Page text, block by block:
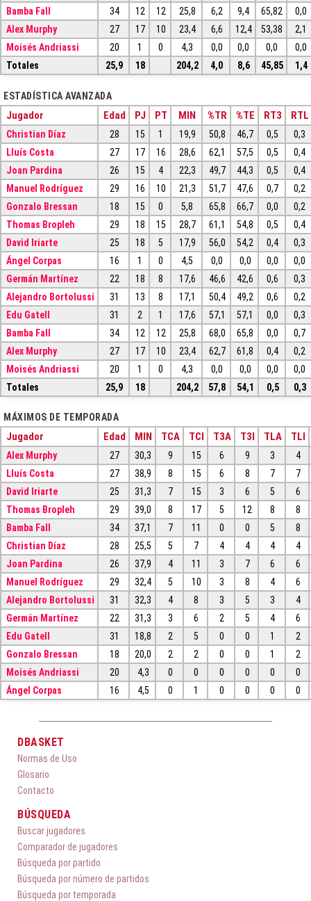
Bamba Fall
34 12 12 25,8 6,2 9,4 65,82
0,0
Alex Murphy
27 17 10 23,4 6,6 12,4 53,38
2,1
Moisés Andriassi
20 1 0 4,3 0,0 0,0 0,0
0,0
Totales
25,9 18 204,2 4,0 8,6 45,85 1,4
ESTADÍSTICA AVANZADA
Jugador Edad PJ PT MIN %TR %TE RT3 RTL
Christian Díaz 28 15 1 19,9 50,8 46,7 0,5
0,3
Lluís Costa
27 17 16 28,6 62,1 57,5 0,5
0,4
Joan Pardina
26 15 4 22,3 49,7 44,3 0,5
0,4
Manuel Rodríguez
29 16 10 21,3 51,7 47,6 0,7
0,2
Gonzalo Bressan
18 15 0 5,8 65,8 66,7 0,0
0,2
Thomas Bropleh
29 18 15 28,7 61,1 54,8 0,5
0,4
David Iriarte
25 18 5 17,9 56,0 54,2 0,4
0,3
Ángel Corpas
16 1 0 4,5 0,0 0,0 0,0
0,0
Germán Martínez
22 18 8 17,6 46,6 42,6 0,6
0,3
Alejandro Bortolussi
31 13 8 17,1 50,4 49,2 0,6
0,2
Edu Gatell
31 2 1 17,6 57,1 57,1 0,0
0,3
Bamba Fall
34 12 12 25,8 68,0 65,8 0,0
0,7
Alex Murphy
27 17 10 23,4 62,7 61,8 0,4
0,2
Moisés Andriassi
20 1 0 4,3 0,0 0,0 0,0
0,0
Totales
25,9 18 204,2 57,8 54,1 0,5 0,3
MÁXIMOS DE TEMPORADA
Jugador Edad MIN TCA TCI T3A T3I TLA TLI
Alex Murphy 27 30,3 9 15 6 9 3
4
Lluís Costa
27 38,9 8 15 6 8 7
7
David Iriarte
25 31,3 7 15 3 6 5
6
Thomas Bropleh
29 39,0 8 17 5 12 8
8
Bamba Fall
34 37,1 7 11 0 0 5
8
Christian Díaz
28 25,5 5 7 4 4 4
4
Joan Pardina
26 37,9 4 11 3 7 6
6
Manuel Rodríguez
29 32,4 5 10 3 8 4
6
Alejandro Bortolussi
31 32,3 4 8 3 5 3
4
Germán Martínez
22 31,3 3 6 2 5 4
6
Edu Gatell
31 18,8 2 5 0 0 1
2
Gonzalo Bressan
18 20,0 2 2 0 0 1
2
Moisés Andriassi
20 4,3 0 0 0 0 0
0
Ángel Corpas
16 4,5 0 1 0 0 0 0
DBASKET
Normas de Uso
Glosario
Contacto
BÚSQUEDA
Buscar jugadores
Comparador de jugadores
Búsqueda por partido
Búsqueda por número de partidos
Búsqueda por temporada